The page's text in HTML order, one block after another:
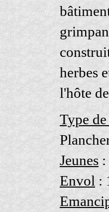
herbes
l'hôte
Type
Jeunes
Envol :